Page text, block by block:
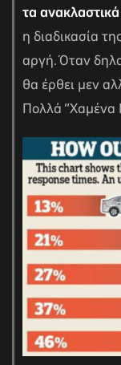
τα
η διαδικασία
αργή. Όταν
θα έρθει μεν
Πολλά “Χαμένα